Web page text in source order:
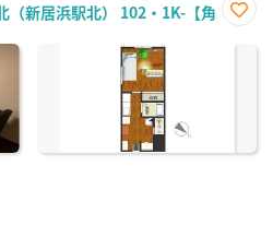
（新居浜駅北） 102・1K-【角
に入